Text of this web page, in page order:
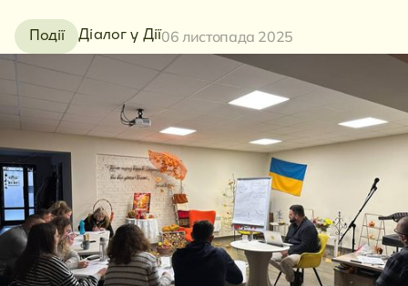
Події Діалог у Дії06 листопада 2025